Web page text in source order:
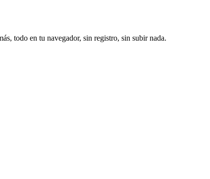
todo en tu navegador, sin registro, sin subir nada.